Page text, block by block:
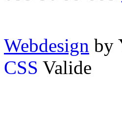
Webdesign by
CSS Valide